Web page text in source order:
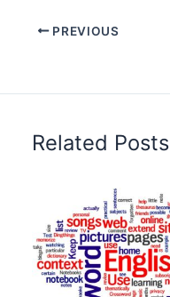
PREVIOUS
Related Posts